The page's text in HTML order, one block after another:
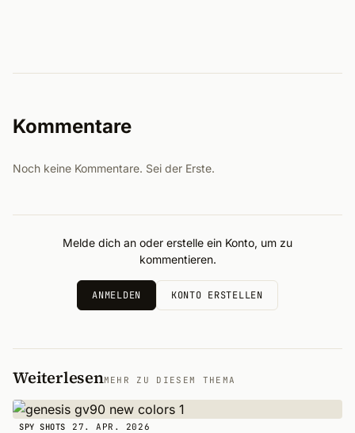
Kommentare
Noch keine Kommentare. Sei der Erste.
Melde dich an oder erstelle ein Konto, um zu
kommentieren.
ANMELDEN KONTO ERSTELLEN
WeiterlesenMEHR ZU DIESEM THEMA
SPY SHOTS 27. APR. 2026